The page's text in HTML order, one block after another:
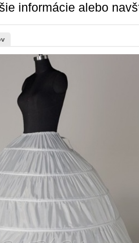
informácie alebo